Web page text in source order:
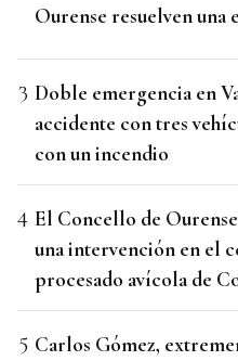
Ourense resuelven una
Doble emergencia en
accidente con tres
con un incendio
El Concello de
una intervención en el
procesado avícola de
Carlos Gómez,